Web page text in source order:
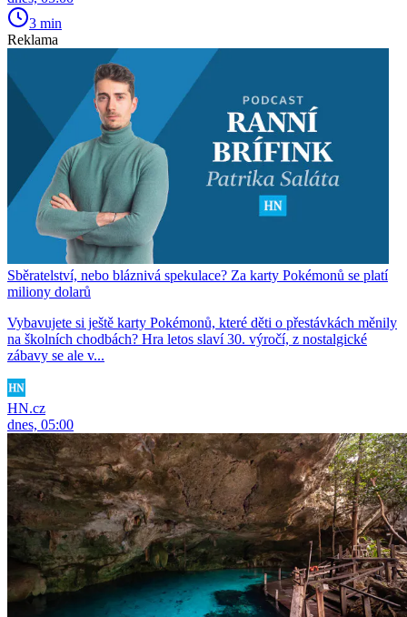
3 min
Reklama
Sběratelství, nebo bláznivá spekulace? Za karty Pokémonů se platí
miliony dolarů
Vybavujete si ještě karty Pokémonů, které děti o přestávkách měnily
na školních chodbách? Hra letos slaví 30. výročí, z nostalgické
zábavy se ale v...
HN.cz
dnes, 05:00